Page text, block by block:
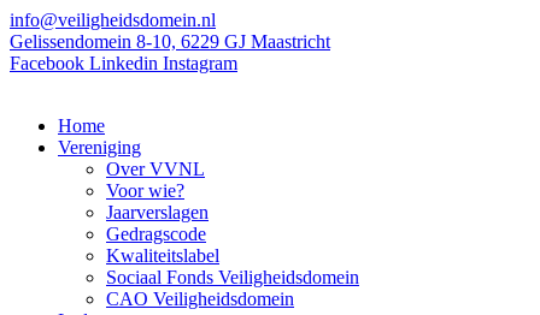
Ga
naar
de
info@veiligheidsdomein.nl
Gelissendomein 8-10, 6229 GJ Maastricht
Facebook Linkedin Instagram
Home
Vereniging
Over VVNL
Voor wie?
Jaarverslagen
Gedragscode
Kwaliteitslabel
Sociaal Fonds Veiligheidsdomein
CAO Veiligheidsdomein